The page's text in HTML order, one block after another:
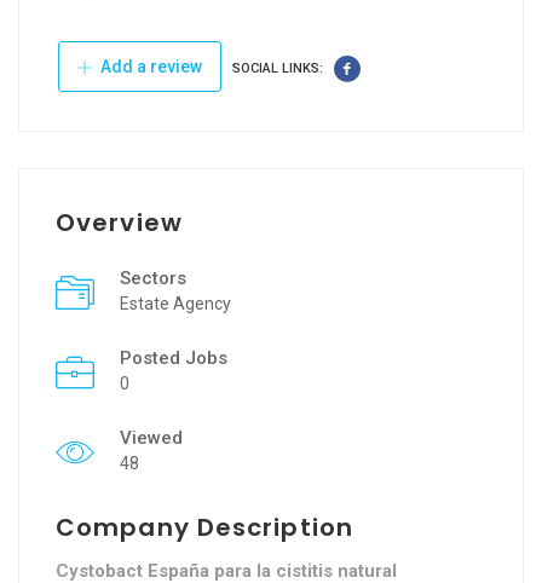
Add a review SOCIAL LINKS:
Overview
Sectors
Estate Agency
Posted Jobs
0
Viewed
48
Company Description
Cystobact España para la cistitis natural